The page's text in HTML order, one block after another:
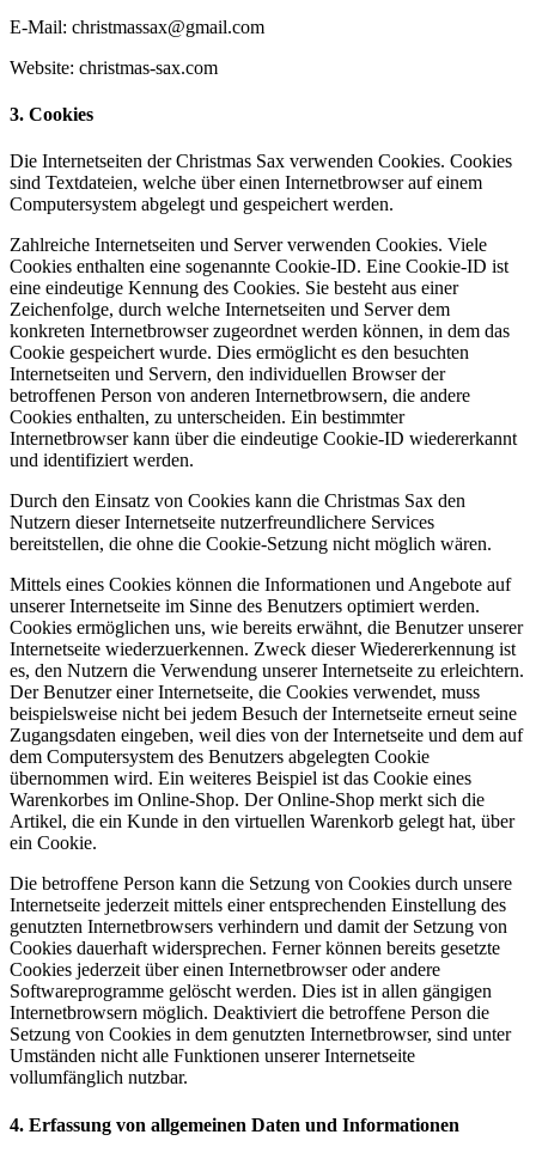
E-Mail: christmassax@gmail.com
Website: christmas-sax.com
3. Cookies
Die Internetseiten der Christmas Sax verwenden Cookies. Cookies
sind Textdateien, welche über einen Internetbrowser auf einem
Computersystem abgelegt und gespeichert werden.
Zahlreiche Internetseiten und Server verwenden Cookies. Viele
Cookies enthalten eine sogenannte Cookie-ID. Eine Cookie-ID ist
eine eindeutige Kennung des Cookies. Sie besteht aus einer
Zeichenfolge, durch welche Internetseiten und Server dem
konkreten Internetbrowser zugeordnet werden können, in dem das
Cookie gespeichert wurde. Dies ermöglicht es den besuchten
Internetseiten und Servern, den individuellen Browser der
betroffenen Person von anderen Internetbrowsern, die andere
Cookies enthalten, zu unterscheiden. Ein bestimmter
Internetbrowser kann über die eindeutige Cookie-ID wiedererkannt
und identifiziert werden.
Durch den Einsatz von Cookies kann die Christmas Sax den
Nutzern dieser Internetseite nutzerfreundlichere Services
bereitstellen, die ohne die Cookie-Setzung nicht möglich wären.
Mittels eines Cookies können die Informationen und Angebote auf
unserer Internetseite im Sinne des Benutzers optimiert werden.
Cookies ermöglichen uns, wie bereits erwähnt, die Benutzer unserer
Internetseite wiederzuerkennen. Zweck dieser Wiedererkennung ist
es, den Nutzern die Verwendung unserer Internetseite zu erleichtern.
Der Benutzer einer Internetseite, die Cookies verwendet, muss
beispielsweise nicht bei jedem Besuch der Internetseite erneut seine
Zugangsdaten eingeben, weil dies von der Internetseite und dem auf
dem Computersystem des Benutzers abgelegten Cookie
übernommen wird. Ein weiteres Beispiel ist das Cookie eines
Warenkorbes im Online-Shop. Der Online-Shop merkt sich die
Artikel, die ein Kunde in den virtuellen Warenkorb gelegt hat, über
ein Cookie.
Die betroffene Person kann die Setzung von Cookies durch unsere
Internetseite jederzeit mittels einer entsprechenden Einstellung des
genutzten Internetbrowsers verhindern und damit der Setzung von
Cookies dauerhaft widersprechen. Ferner können bereits gesetzte
Cookies jederzeit über einen Internetbrowser oder andere
Softwareprogramme gelöscht werden. Dies ist in allen gängigen
Internetbrowsern möglich. Deaktiviert die betroffene Person die
Setzung von Cookies in dem genutzten Internetbrowser, sind unter
Umständen nicht alle Funktionen unserer Internetseite
vollumfänglich nutzbar.
4. Erfassung von allgemeinen Daten und Informationen